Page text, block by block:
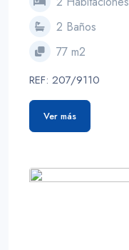
2 Baños
77 m2
REF: 207/9110
Ver más